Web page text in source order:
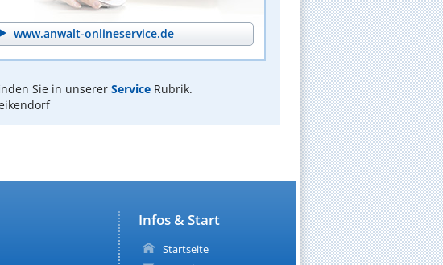
www.anwalt-onlineservice.de
Sie in unserer ServiceRubrik.
Infos & Start
Startseite